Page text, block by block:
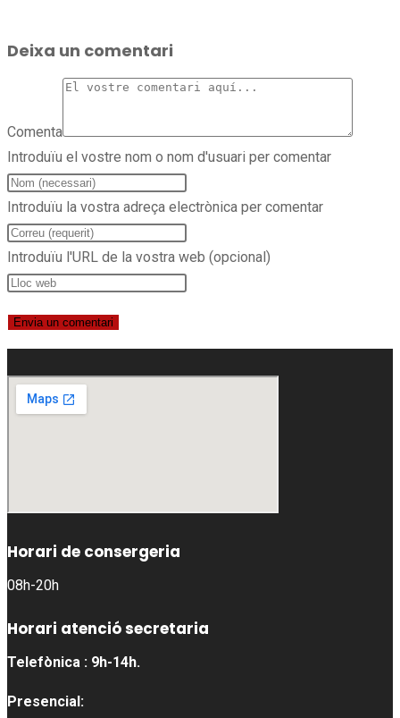
Deixa un comentari
Comenta
Introduïu el vostre nom o nom d'usuari per comentar
Introduïu la vostra adreça electrònica per comentar
Introduïu l'URL de la vostra web (opcional)
Horari de consergeria
08h-20h
Horari atenció secretaria
Telefònica : 9h-14h.
Presencial: